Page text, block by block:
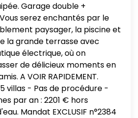
Garage double +
serez enchantés par le
paysager, la piscine et
la grande terrasse avec
électrique, où on
de délicieux moments en
A VOIR RAPIDEMENT.
villas - Pas de procédure -
par an : 2201 € hors
Mandat EXCLUSIF n°2384